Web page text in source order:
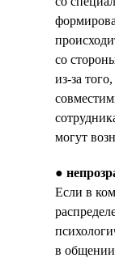
со
из-за
могут
●
Если в
в